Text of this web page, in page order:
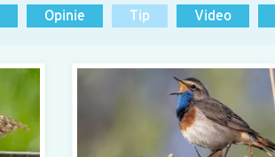
Opinie Tip Video